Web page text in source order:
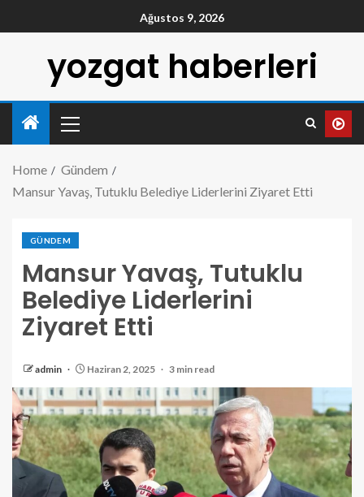
Ağustos 9, 2026
yozgat haberleri
Home
Gündem
Mansur Yavaş, Tutuklu Belediye Liderlerini Ziyaret Etti
GÜNDEM
Mansur Yavaş, Tutuklu
Belediye Liderlerini
Ziyaret Etti
admin Haziran 2, 2025 3 min read